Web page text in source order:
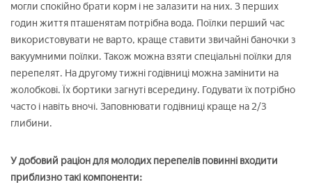
могли спокійно брати корм і не залазити на них. З перших
годин життя пташенятам потрібна вода. Поїлки перший час
використовувати не варто, краще ставити звичайні баночки з
вакуумними поїлки. Також можна взяти спеціальні поїлки для
перепелят. На другому тижні годівниці можна замінити на
жолобкові. Їх бортики загнуті всередину. Годувати їх потрібно
часто і навіть вночі. Заповнювати годівниці краще на 2/3
глибини.
У добовий раціон для молодих перепелів повинні входити
приблизно такі компоненти: